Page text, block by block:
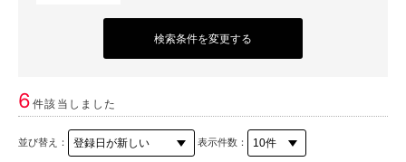
検索条件を変更する
6件該当しました
並び替え： 表示件数：